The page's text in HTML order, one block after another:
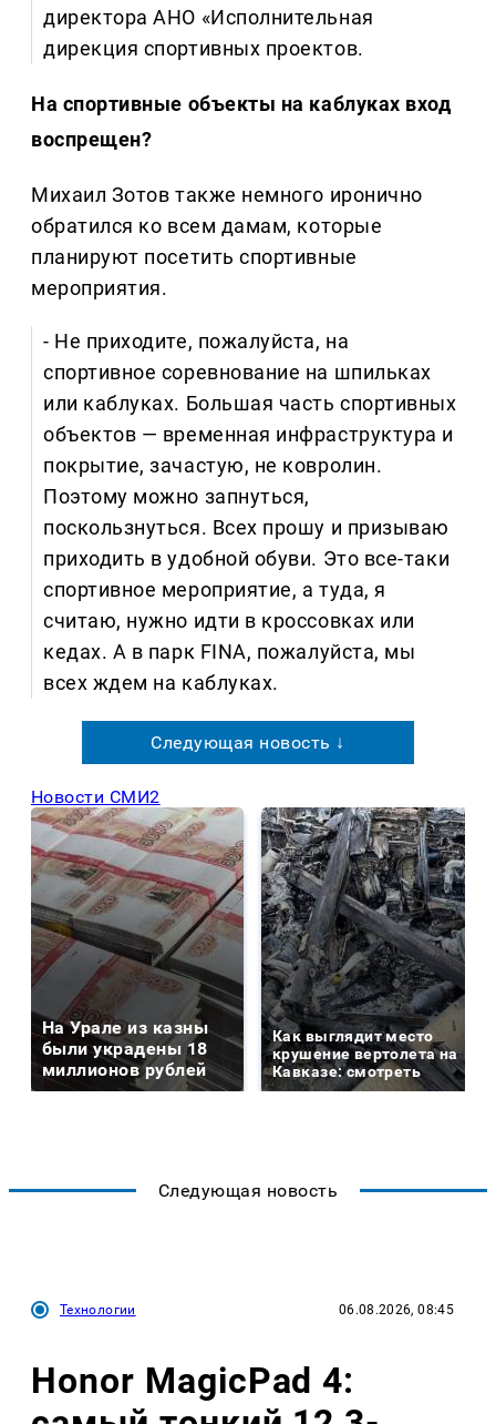
директора АНО «Исполнительная
дирекция спортивных проектов.
На спортивные объекты на каблуках вход
воспрещен?
Михаил Зотов также немного иронично
обратился ко всем дамам, которые
планируют посетить спортивные
мероприятия.
- Не приходите, пожалуйста, на
спортивное соревнование на шпильках
или каблуках. Большая часть спортивных
объектов — временная инфраструктура и
покрытие, зачастую, не ковролин.
Поэтому можно запнуться,
поскользнуться. Всех прошу и призываю
приходить в удобной обуви. Это все-таки
спортивное мероприятие, а туда, я
считаю, нужно идти в кроссовках или
кедах. А в парк FINA, пожалуйста, мы
всех ждем на каблуках.
Следующая новость ↓
Новости СМИ2
На Урале из казны
были украдены 18
миллионов рублей
Как выглядит место
крушение вертолета на
Кавказе: смотреть
Следующая новость
Технологии 06.08.2026, 08:45
Honor MagicPad 4: